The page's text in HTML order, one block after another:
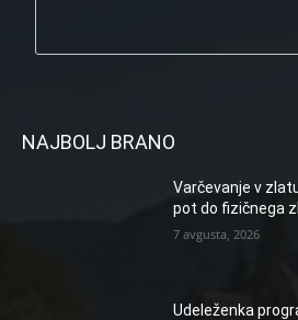
NAJBOLJ BRANO
Varčevanje v
pot do fizičnega
7 avgusta, 2026
Udeleženka